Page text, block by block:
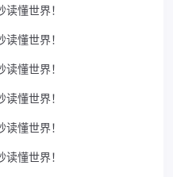
懂世界！
懂世界！
懂世界！
懂世界！
懂世界！
懂世界！